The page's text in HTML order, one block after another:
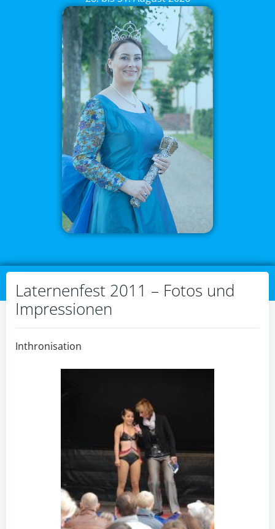
Laternenfest 2011 – Fotos und
Impressionen
Inthronisation